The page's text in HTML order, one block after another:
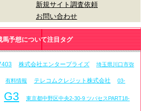
新規サイト調査依頼
お問い合わせ
馬予想について注目タグ
株式会社エンタープライズ 埼玉県川口市弥
有料情報 テレコムクレジット株式会社 03-
G3 東京都中野区中央2-30-9 ツバセスPART18-